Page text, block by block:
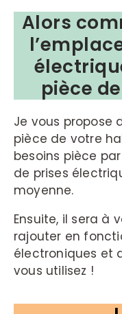
Alors
pièce
Je vous propose
pièce de votre
besoins pièce
de prises
moyenne.
Ensuite, il sera à
rajouter en
électroniques et
vous utilisez !